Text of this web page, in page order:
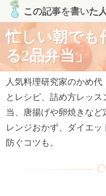
この記事を書いた人
忙しい朝でも
る2品弁当」
人気料理研究家のかめ
とレシピ、詰め方レッ
当、唐揚げや卵焼きな
レンジおかず、ダイエ
防ぐコツも。